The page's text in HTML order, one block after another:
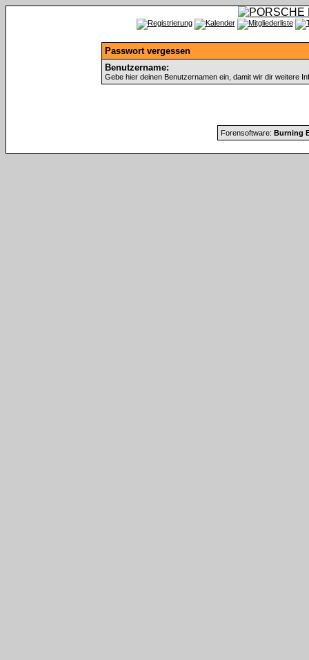
Passwort vergessen
Benutzername:
Gebe hier deinen Benutzernamen ein, damit wir dir weitere
Forensoftware: Burning